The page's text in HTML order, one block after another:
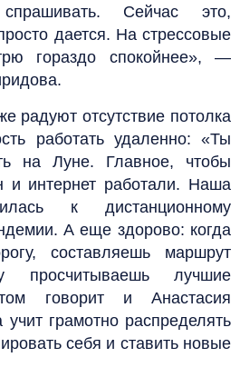
Сейчас это,
дается. На стрессовые
гораздо спокойнее», —
радуют отсутствие потолка
работать удаленно: «Ты
на Луне. Главное, чтобы
и интернет работали. Наша
к дистанционному
А еще здорово: когда
составляешь маршрут
просчитываешь лучшие
говорит и Анастасия
учит грамотно распределять
себя и ставить новые